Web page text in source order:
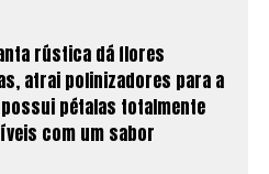
rústica dá flores
atrai polinizadores para a
pétalas totalmente
com um sabor